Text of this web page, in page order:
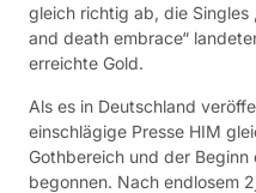
gleich richtig ab, die Singles
and death embrace“
erreichte Gold.
Als es in Deutschland
einschlägige Presse HIM
Gothbereich und der
begonnen. Nach endlosem